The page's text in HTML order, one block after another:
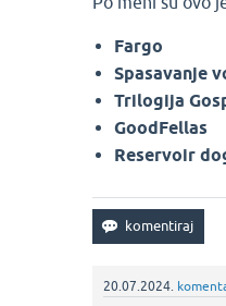
Fargo
Spasavanje
Trilogija
GoodFellas
Reservoir
20.07.2024.